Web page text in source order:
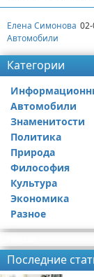
Елена Симонова
Автомобили
Категории
Автомобили
Знаменитости
Политика
Природа
Философия
Культура
Экономика
Разное
Последние